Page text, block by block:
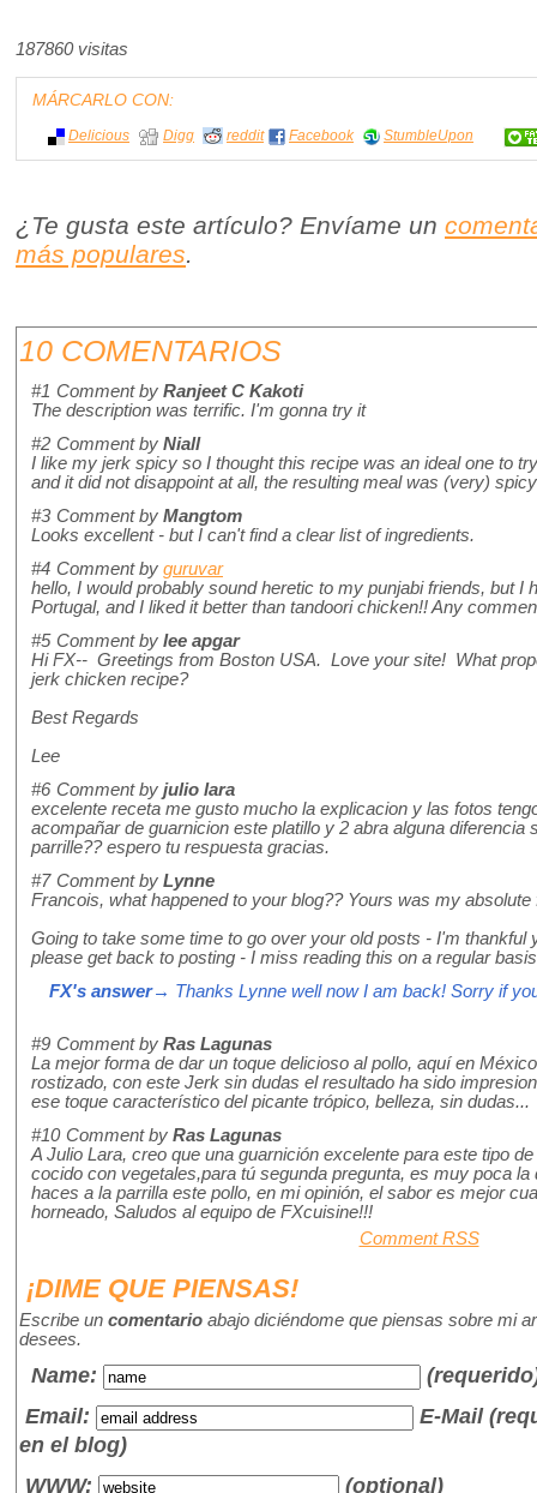
187860 visitas
MÁRCARLO CON:
Delicious Digg reddit Facebook StumbleUpon
¿Te gusta este artículo? Envíame un
más populares.
10 COMENTARIOS
#1 Comment by Ranjeet C Kakoti
The description was terrific. I'm gonna try it
#2 Comment by Niall
I like my jerk spicy so I thought this recipe was an ideal one to
and it did not disappoint at all, the resulting meal was (very)
#3 Comment by Mangtom
Looks excellent - but I can't find a clear list of ingredients.
#4 Comment by guruvar
hello, I would probably sound heretic to my punjabi friends, but I
Portugal, and I liked it better than tandoori chicken!! Any
#5 Comment by lee apgar
Hi FX-- Greetings from Boston USA. Love your site! What
jerk chicken recipe?
Best Regards
Lee
#6 Comment by julio lara
excelente receta me gusto mucho la explicacion y las fotos
acompañar de guarnicion este platillo y 2 abra alguna diferencia
parrille?? espero tu respuesta gracias.
#7 Comment by Lynne
Francois, what happened to your blog?? Yours was my
Going to take some time to go over your old posts - I'm thankful
please get back to posting - I miss reading this on a regular
FX's answer→ Thanks Lynne well now I am back! Sorry if
#9 Comment by Ras Lagunas
La mejor forma de dar un toque delicioso al pollo, aquí en
rostizado, con este Jerk sin dudas el resultado ha sido
ese toque característico del picante trópico, belleza, sin dudas...
#10 Comment by Ras Lagunas
A Julio Lara, creo que una guarnición excelente para este tipo
cocido con vegetales,para tú segunda pregunta, es muy poca la
haces a la parrilla este pollo, en mi opinión, el sabor es mejor
horneado, Saludos al equipo de FXcuisine!!!
Comment RSS
¡DIME QUE PIENSAS!
Escribe un comentario abajo diciéndome que piensas sobre mi
desees.
Name:
Email:
E-Mail
en el blog)
WWW:
(optional)